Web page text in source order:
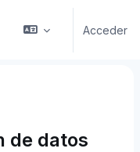
Acceder
de datos